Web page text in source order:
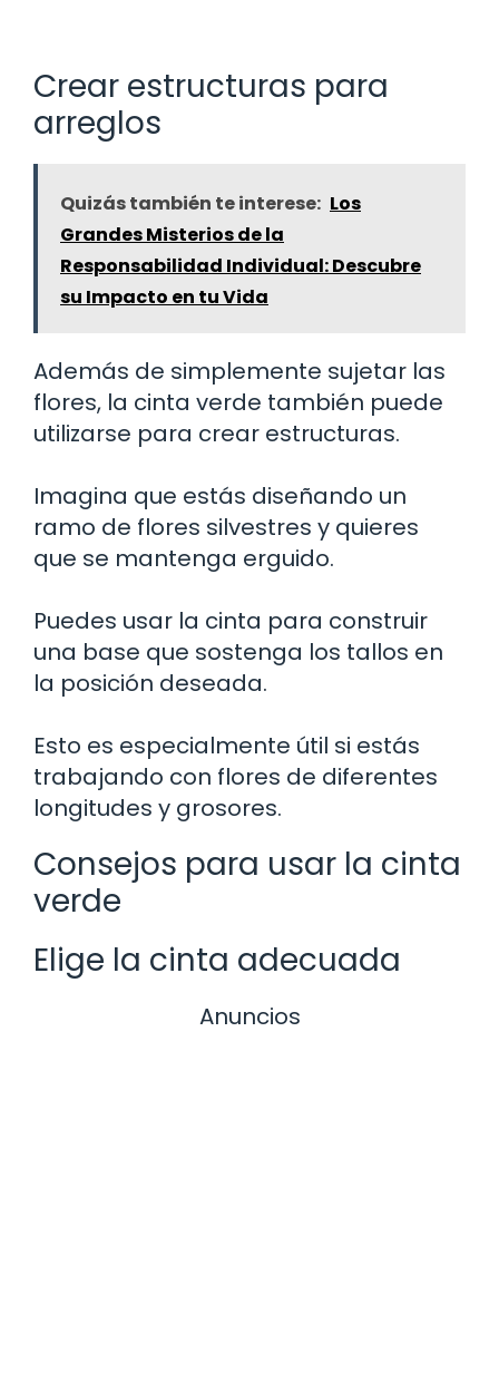
Crear estructuras para
arreglos
Quizás también te interese: Los
Grandes Misterios de la
Responsabilidad Individual: Descubre
su Impacto en tu Vida
Además de simplemente sujetar las
flores, la cinta verde también puede
utilizarse para crear estructuras.
Imagina que estás diseñando un
ramo de flores silvestres y quieres
que se mantenga erguido.
Puedes usar la cinta para construir
una base que sostenga los tallos en
la posición deseada.
Esto es especialmente útil si estás
trabajando con flores de diferentes
longitudes y grosores.
Consejos para usar la cinta
verde
Elige la cinta adecuada
Anuncios